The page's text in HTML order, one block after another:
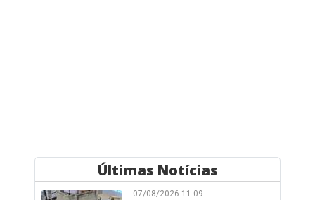
Últimas Notícias
07/08/2026 11:09